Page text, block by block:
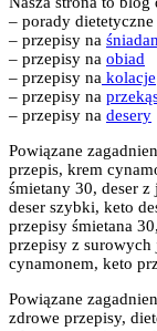
– porady dietetyczne
– przepisy na
– przepisy na obiad
– przepisy na kolacje
– przepisy na
– przepisy na desery
Powiązane
przepis, krem
śmietany 30, deser
deser szybki, keto
przepisy śmietana
przepisy z surowych
cynamonem, keto
Powiązane
zdrowe przepisy,